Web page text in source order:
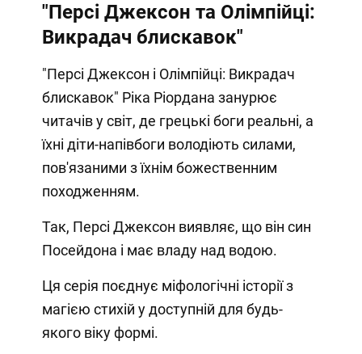
"Персі Джексон та Олімпійці:
Викрадач блискавок"
"Персі Джексон і Олімпійці: Викрадач
блискавок" Ріка Ріордана занурює
читачів у світ, де грецькі боги реальні, а
їхні діти-напівбоги володіють силами,
пов'язаними з їхнім божественним
походженням.
Так, Персі Джексон виявляє, що він син
Посейдона і має владу над водою.
Ця серія поєднує міфологічні історії з
магією стихій у доступній для будь-
якого віку формі.